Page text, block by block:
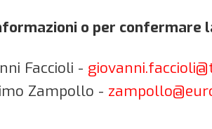
o per confermare
Faccioli -
Zampollo -